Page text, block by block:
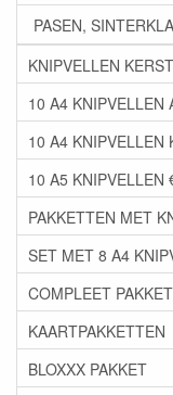
PASEN,
KNIPVELLEN KERST
10 A4 KNIPVELLEN
10 A4 KNIPVELLEN
10 A5 KNIPVELLEN
PAKKETTEN MET
SET MET 8 A4
COMPLEET
KAARTPAKKETTEN
BLOXXX PAKKET